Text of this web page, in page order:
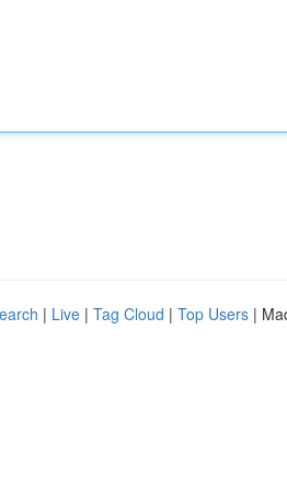
| Live | Tag Cloud | Top Users |